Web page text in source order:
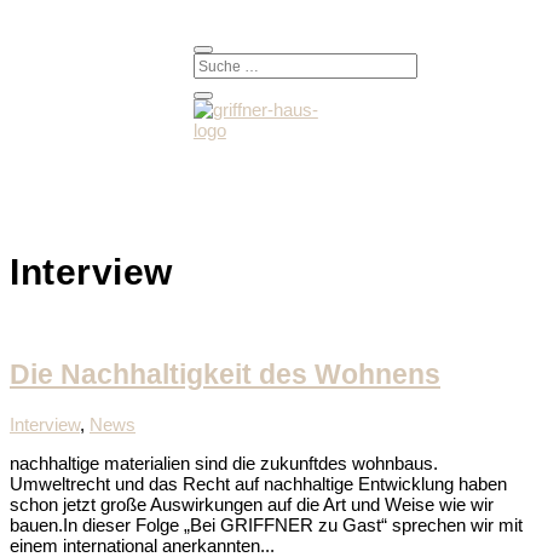
Interview
Die Nachhaltigkeit des Wohnens
Interview, News
nachhaltige materialien sind die zukunftdes wohnbaus.
Umweltrecht und das Recht auf nachhaltige Entwicklung haben
schon jetzt große Auswirkungen auf die Art und Weise wie wir
bauen.In dieser Folge „Bei GRIFFNER zu Gast“ sprechen wir mit
einem international anerkannten...